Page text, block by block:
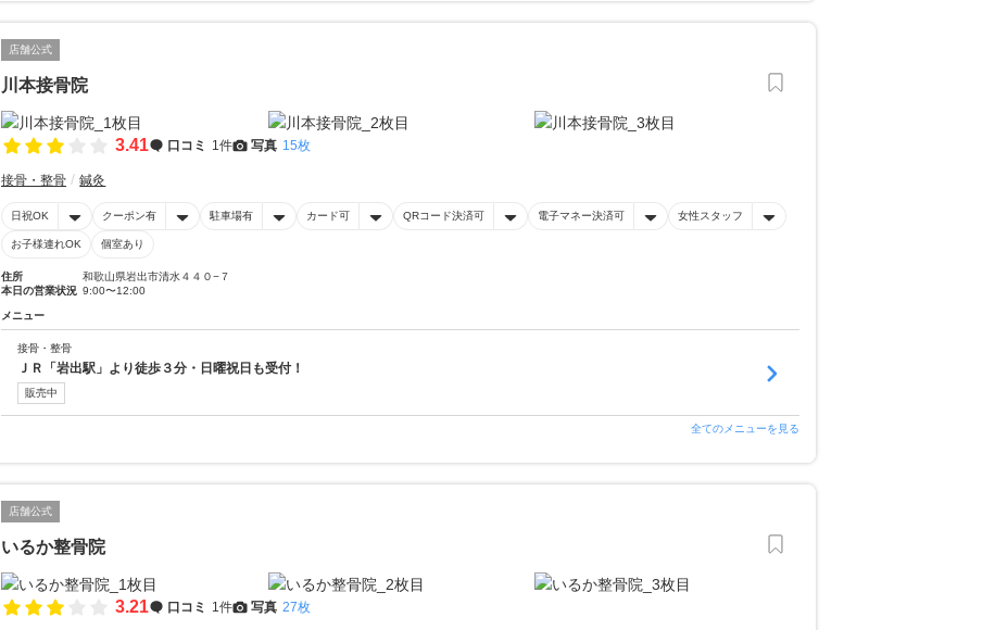
店舗公式
川本接骨院
3.41 口コミ 1件 写真 15枚
接骨・整骨 鍼灸
日祝OK クーポン有 駐車場有 カード可 QRコード決済可 電子マネー決済可 女性スタッフ
お子様連れOK 個室あり
住所
和歌山県岩出市清水４４０−７
本日の営業状況 9:00〜12:00
メニュー
接骨・整骨
ＪＲ「岩出駅」より徒歩３分・日曜祝日も受付！
販売中
全てのメニューを見る
店舗公式
いるか整骨院
3.21 口コミ 1件 写真 27枚